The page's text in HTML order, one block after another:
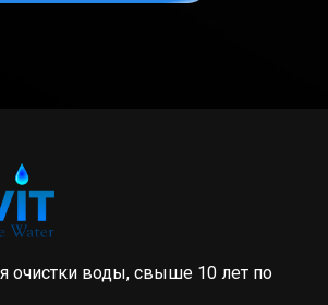
очистки воды, свыше 10 лет по